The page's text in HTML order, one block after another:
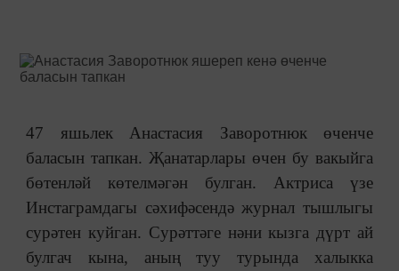
47 яшьлек Анастасия Заворотнюк өченче
баласын тапкан. Җанатарлары өчен бу вакыйга
бөтенләй көтелмәгән булган. Актриса үзе
Инстаграмдагы сәхифәсендә журнал тышлыгы
сурәтен куйган. Сурәттәге нәни кызга дүрт ай
булгач кына, аның туу турында халыкка